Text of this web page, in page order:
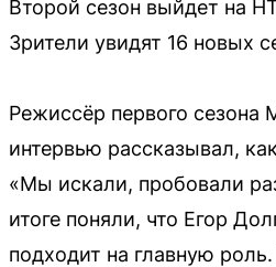
Второй сезон выйдет на
Зрители увидят 16 новых
Режиссёр первого сезона
интервью рассказывал,
«Мы искали, пробовали
итоге поняли, что Егор
подходит на главную